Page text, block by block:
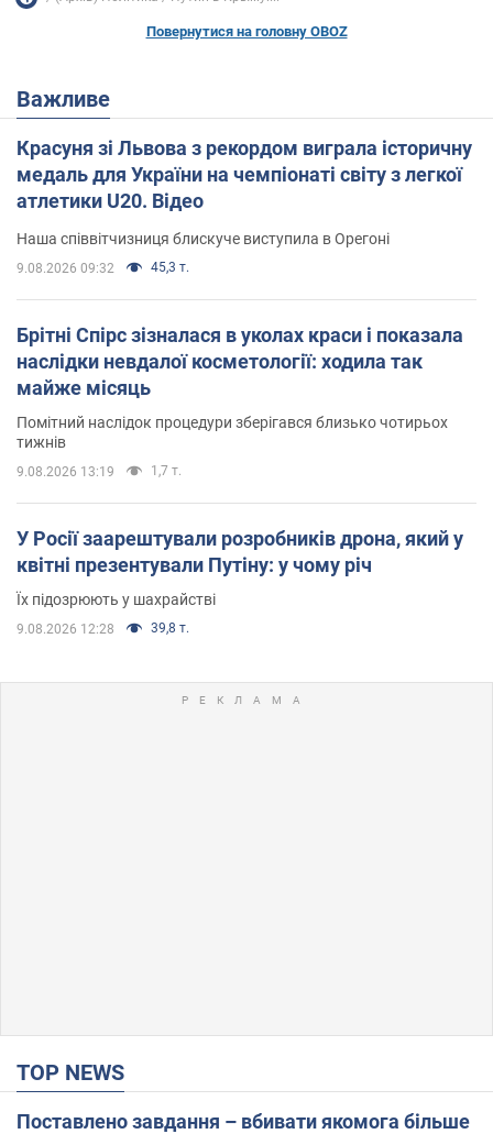
Повернутися на головну OBOZ
Важливе
Красуня зі Львова з рекордом виграла історичну
медаль для України на чемпіонаті світу з легкої
атлетики U20. Відео
Наша співвітчизниця блискуче виступила в Орегоні
9.08.2026 09:32 45,3 т.
Брітні Спірс зізналася в уколах краси і показала
наслідки невдалої косметології: ходила так
майже місяць
Помітний наслідок процедури зберігався близько чотирьох
тижнів
9.08.2026 13:19 1,7 т.
У Росії заарештували розробників дрона, який у
квітні презентували Путіну: у чому річ
Їх підозрюють у шахрайстві
9.08.2026 12:28 39,8 т.
TOP NEWS
Поставлено завдання – вбивати якомога більше